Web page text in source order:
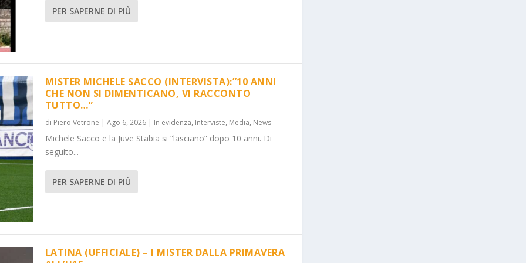
ANNI C...
Media,News
PRIMAVER...
,Notizie
PER SAPERNE DI PIÙ
MISTER MICHELE SACCO (INTERVISTA):”10 ANNI
CHE NON SI DIMENTICANO, VI RACCONTO
TUTTO…”
di Piero Vetrone | Ago 6, 2026| In evidenza, Interviste, Media, News
Michele Sacco e la Juve Stabia si “lasciano” dopo 10 anni. Di
seguito...
PER SAPERNE DI PIÙ
LATINA (UFFICIALE) – I MISTER DALLA PRIMAVERA